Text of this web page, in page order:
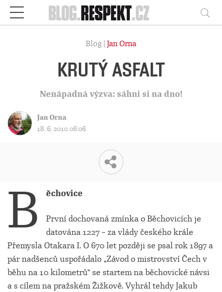
Respekt
Blog | Jan Orna
KRUTÝ ASFALT
Nenápadná výzva: sáhni si na dno!
Jan Orna
18. 6. 2010 06:06
B ěchovice
První dochovaná zmínka o Běchovicích je
datována 1227 – za vlády českého krále
Přemysla Otakara I. O 670 let později se psal rok 1897 a
pár nadšenců uspořádalo „Závod o mistrovství Čech v
běhu na 10 kilometrů“ se startem na běchovické návsi
a s cílem na pražském Žižkově. Vyhrál tehdy Jakub